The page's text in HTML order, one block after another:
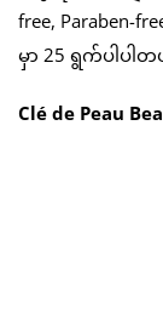
free, Paraben-
မှာ 25 ရွက်ပါပါ
Clé de Peau